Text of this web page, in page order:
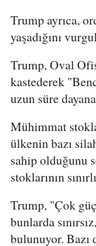
Trump ayrıca,
yaşadığını
Trump, Oval
kastederek
uzun süre
Mühimmat
ülkenin bazı
sahip olduğunu
stoklarının
Trump, "Çok
bunlarda
bulunuyor. Bazı